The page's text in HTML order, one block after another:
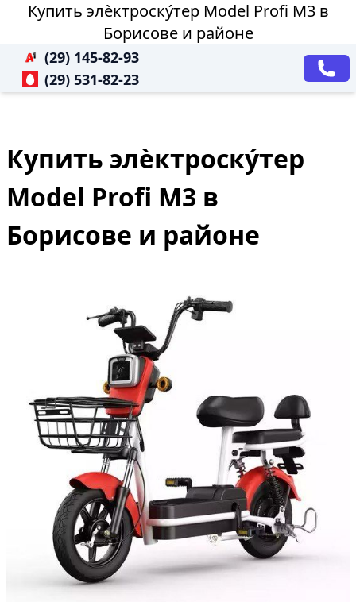
Купить элѐктроску́тер Model Profi M3 в
Борисове и районе
(29) 145-82-93
(29) 531-82-23
Купить элѐктроску́тер
Model Profi M3 в
Борисове и районе